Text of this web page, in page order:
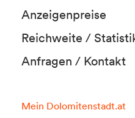
Anzeigenpreise
Reichweite /
Anfragen / Kontakt
Mein Dolomitenstadt.at